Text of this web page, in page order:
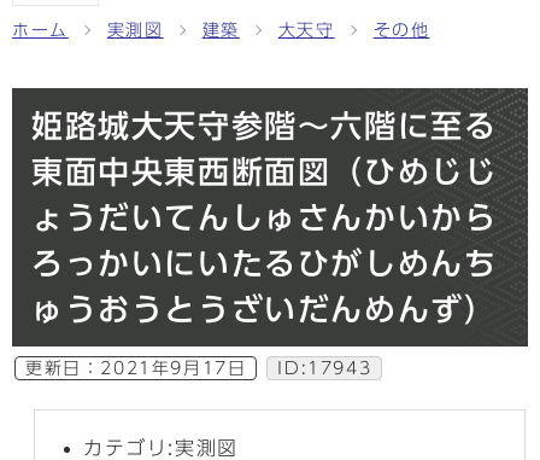
ホーム 実測図 建築 大天守 その他
姫路城大天守参階〜六階に至る
東面中央東西断面図（ひめじじ
ょうだいてんしゅさんかいから
ろっかいにいたるひがしめんち
ゅうおうとうざいだんめんず）
更新日： 2021年9月17日 ID:17943
カテゴリ:実測図